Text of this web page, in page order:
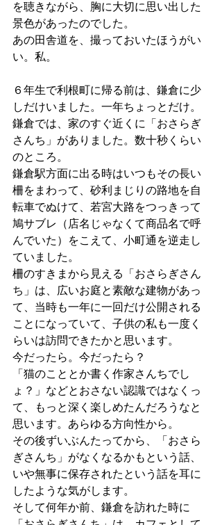
を聴きながら、胸に大切に思い出した
景色があったのでした。
あの田舎道を、撮っておいたほうがい
い。私。
６年生で利根町に帰る前は、鎌倉に少
しだけいました。一年ちょっとだけ。
鎌倉では、家のすぐ近くに「おさらぎ
さんち」がありました。数十秒くらい
のところ。
鎌倉駅方面に出る時はいつもその長い
柵をまわって、砂利まじりの路地を自
転車でぬけて、若宮大路をつっきって
鳩サブレ（店名じゃなくて商品名で呼
んでいた）をこえて、小町通を逆走し
ていました。
柵のすきまから見える「おさらぎさん
ち」は、広いお庭と素敵な建物があっ
て、当時も一年に一回だけ公開される
ことになっていて、子供の私も一度く
らいは訪問できたかと思います。
今だったら。今だったら？
「猫のこととか書く作家さんちでし
ょ？」などとおさない認識ではなくっ
て、もっと深く楽しめたんだろうなと
思います。あらゆる方向性から。
その後ずいぶんたってから、「おさら
ぎさんち」がなくなるかもという話、
いや無事に保存されたという話を耳に
したような気がします。
そして何年か前、鎌倉を訪れた時に